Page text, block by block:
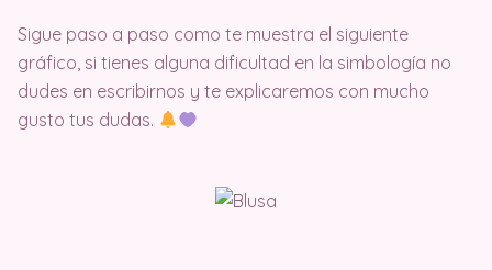
Sigue paso a paso como te muestra el siguiente
gráfico, si tienes alguna dificultad en la simbología no
dudes en escribirnos y te explicaremos con mucho
gusto tus dudas.